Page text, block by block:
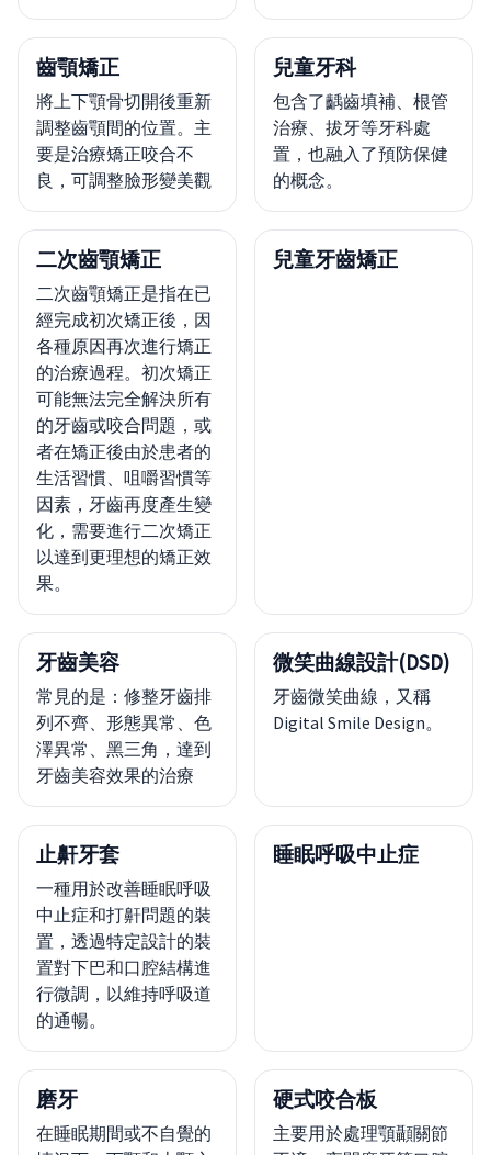
齒顎矯正
將上下顎骨切開後重新
調整齒顎間的位置。主
要是治療矯正咬合不
良，可調整臉形變美觀
兒童牙科
包含了齲齒填補、根管
治療、拔牙等牙科處
置，也融入了預防保健
的概念。
二次齒顎矯正
二次齒顎矯正是指在已
經完成初次矯正後，因
各種原因再次進行矯正
的治療過程。初次矯正
可能無法完全解決所有
的牙齒或咬合問題，或
者在矯正後由於患者的
生活習慣、咀嚼習慣等
因素，牙齒再度產生變
化，需要進行二次矯正
以達到更理想的矯正效
果。
兒童牙齒矯正
牙齒美容
常見的是：修整牙齒排
列不齊、形態異常、色
澤異常、黑三角，達到
牙齒美容效果的治療
微笑曲線設計(DSD)
牙齒微笑曲線，又稱
Digital Smile Design。
止鼾牙套
一種用於改善睡眠呼吸
中止症和打鼾問題的裝
置，透過特定設計的裝
置對下巴和口腔結構進
行微調，以維持呼吸道
的通暢。
睡眠呼吸中止症
磨牙
在睡眠期間或不自覺的
硬式咬合板
主要用於處理顎顳關節